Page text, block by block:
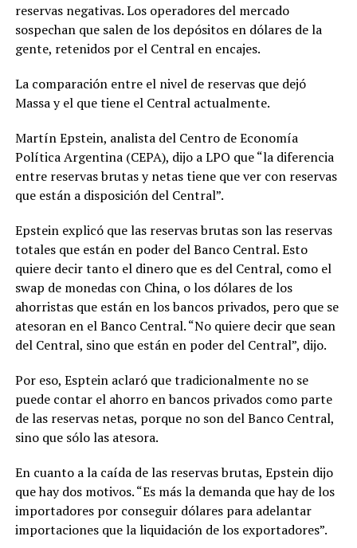
reservas negativas. Los operadores del mercado
sospechan que salen de los depósitos en dólares de la
gente, retenidos por el Central en encajes.
La comparación entre el nivel de reservas que dejó
Massa y el que tiene el Central actualmente.
Martín Epstein, analista del Centro de Economía
Política Argentina (CEPA), dijo a LPO que “la diferencia
entre reservas brutas y netas tiene que ver con reservas
que están a disposición del Central”.
Epstein explicó que las reservas brutas son las reservas
totales que están en poder del Banco Central. Esto
quiere decir tanto el dinero que es del Central, como el
swap de monedas con China, o los dólares de los
ahorristas que están en los bancos privados, pero que se
atesoran en el Banco Central. “No quiere decir que sean
del Central, sino que están en poder del Central”, dijo.
Por eso, Esptein aclaró que tradicionalmente no se
puede contar el ahorro en bancos privados como parte
de las reservas netas, porque no son del Banco Central,
sino que sólo las atesora.
En cuanto a la caída de las reservas brutas, Epstein dijo
que hay dos motivos. “Es más la demanda que hay de los
importadores por conseguir dólares para adelantar
importaciones que la liquidación de los exportadores”.